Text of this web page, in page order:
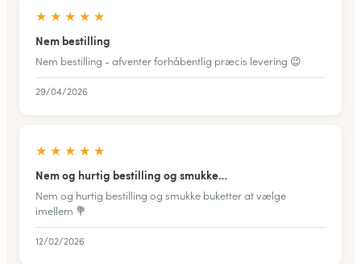
★ ★ ★ ★ ★
Nem bestilling
Nem bestilling - afventer forhåbentlig præcis levering 😉
29/04/2026
★ ★ ★ ★ ★
Nem og hurtig bestilling og smukke…
Nem og hurtig bestilling og smukke buketter at vælge
imellem 💐
12/02/2026